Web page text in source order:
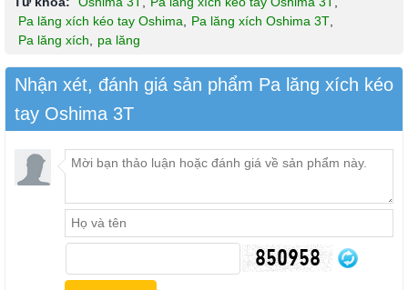
Pa lăng xích kéo tay Oshima, Pa lăng xích Oshima 3T,
Pa lăng xích, pa lăng
Nhận xét, đánh giá sản phẩm Pa lăng xích kéo
tay Oshima 3T